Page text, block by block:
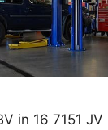
in 16 7151